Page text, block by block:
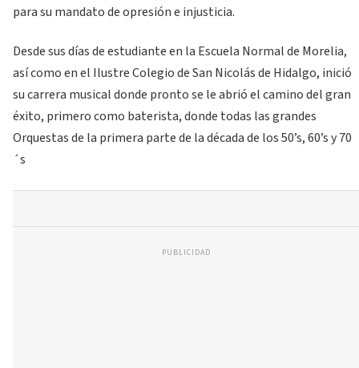
para su mandato de opresión e injusticia.
Desde sus días de estudiante en la Escuela Normal de Morelia,
así como en el Ilustre Colegio de San Nicolás de Hidalgo, inició
su carrera musical donde pronto se le abrió el camino del gran
éxito, primero como baterista, donde todas las grandes
Orquestas de la primera parte de la década de los 50’s, 60’s y 70
´s
PUBLICIDAD